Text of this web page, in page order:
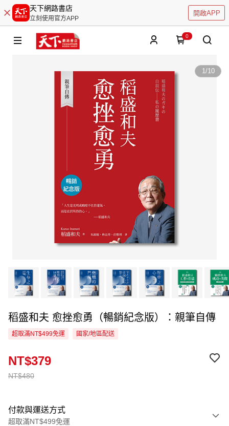
天下網路書店
立刻使用官方APP
開啟APP
0
1/10
稻盛和夫 愈挫愈勇（暢銷紀念版）：親筆自傳
超取滿NT$499免運 國家/地區配送
NT$480
NT$379
付款與運送方式
超取滿NT$499免運